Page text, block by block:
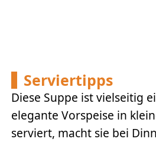
Serviertipps
Diese Suppe ist vielseitig
elegante Vorspeise in
serviert, macht sie bei